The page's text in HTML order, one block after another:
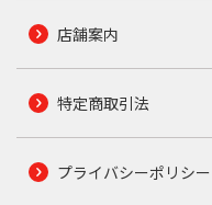
店舗案内
特定商取引法
プライバシーポリシー